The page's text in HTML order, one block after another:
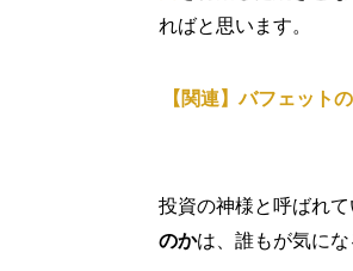
ればと思います。
【関連】バフェット
投資の神様と呼ばれ
のかは、誰もが気にな